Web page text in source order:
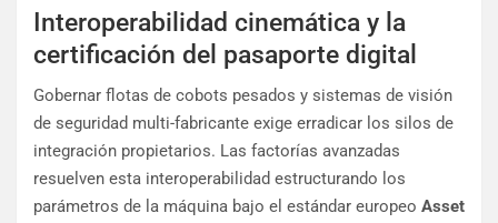
Interoperabilidad cinemática y la
certificación del pasaporte digital
Gobernar flotas de cobots pesados y sistemas de visión
de seguridad multi-fabricante exige erradicar los silos de
integración propietarios. Las factorías avanzadas
resuelven esta interoperabilidad estructurando los
parámetros de la máquina bajo el estándar europeo Asset